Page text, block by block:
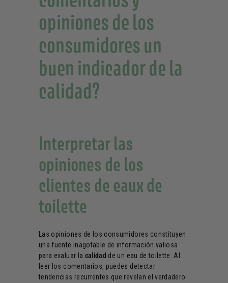
opiniones de los
consumidores un
buen indicador de la
calidad?
Interpretar las
opiniones de los
clientes de eaux de
toilette
Las opiniones de los consumidores constituyen
una fuente inagotable de información valiosa
para evaluar la calidad de un eau de toilette. Al
leer los comentarios, puedes detectar
tendencias recurrentes que revelan el verdadero